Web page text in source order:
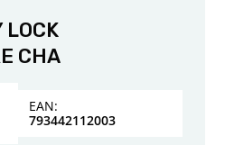
LOCK
CHA
EAN:
793442112003